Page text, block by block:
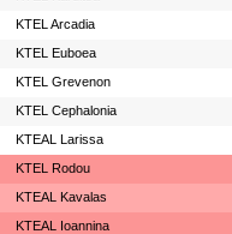
KTEL Arcadia
ΚΤΕL Euboea
ΚΤΕL Grevenon
KTEL Cephalonia
KTEAL Larissa
ΚΤΕL Rodou
KTEAL Kavalas
KTEAL Ioannina